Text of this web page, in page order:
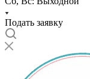
Подать заявку